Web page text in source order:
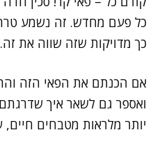
כל פעם מחדש. זה נשמע
כך מדויקות שזה שווה את זה.
אם הכנתם את הפאי הזה
ואספר גם לשאר איך
יותר מלראות מטבחים